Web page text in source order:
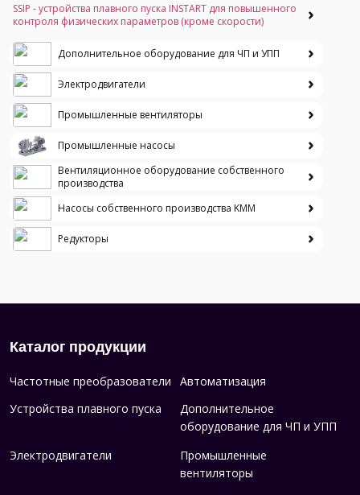
SSIP - устройства плавного пуска INSTART для повышенного
контроля физических параметров (кроме скорости)
Дополнительное оборудование для ЧП и УПП
Электродвигатели
Промышленные вентиляторы
Промышленные насосы
Вентиляционное оборудование собственного
производства
Насосы собственного производства KMM
Редукторы
Каталог продукции
Частотные преобразователи
Автоматизация
Устройства плавного пуска
Дополнительное
оборудование для ЧП и УПП
Электродвигатели Промышленные
вентиляторы